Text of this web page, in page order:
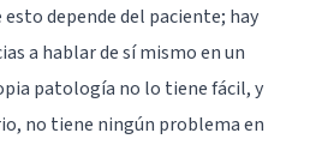
esto depende del paciente; hay
a hablar de sí mismo en un
patología no lo tiene fácil, y
no tiene ningún problema en